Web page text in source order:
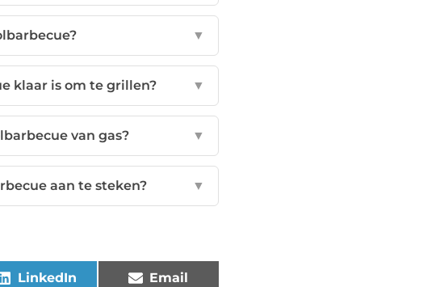
▼
klaar is om te grillen? ▼
van gas? ▼
aan te steken? ▼
LinkedIn Email